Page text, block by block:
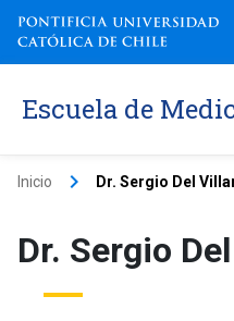
Escuela de
Inicio keyboard_arrow_right Dr. Sergio Del
Dr. Sergio